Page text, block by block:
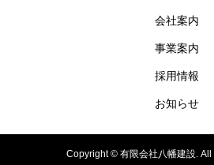
会社案内
事業案内
採用情報
お知らせ
Copyright ©有限会社八幡建設. All